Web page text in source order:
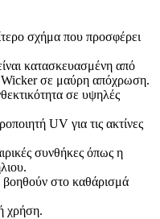
σχήμα που προσφέρει
κατασκευασμένη από
Wicker σε μαύρη απόχρωση.
σε υψηλές
UV για τις ακτίνες
συνθήκες όπως η
βοηθούν στο καθάρισμά
χρήση.